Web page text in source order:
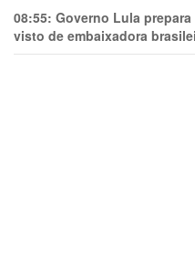
08:55: Governo Lula
visto de embaixadora